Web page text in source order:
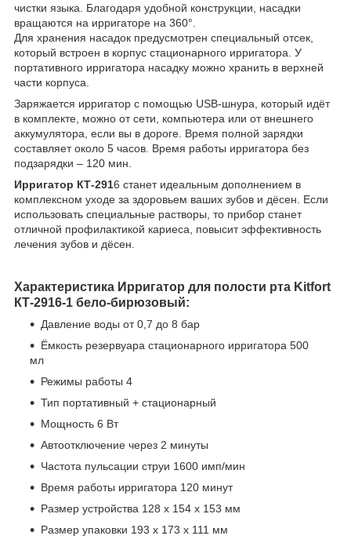
чистки языка. Благодаря удобной конструкции, насадки
вращаются на ирригаторе на 360°.
Для хранения насадок предусмотрен специальный отсек,
который встроен в корпус стационарного ирригатора. У
портативного ирригатора насадку можно хранить в верхней
части корпуса.
Заряжается ирригатор с помощью USB-шнура, который идёт
в комплекте, можно от сети, компьютера или от внешнего
аккумулятора, если вы в дороге. Время полной зарядки
составляет около 5 часов. Время работы ирригатора без
подзарядки – 120 мин.
Ирригатор КТ-2916 станет идеальным дополнением в
комплексном уходе за здоровьем ваших зубов и дёсен. Если
использовать специальные растворы, то прибор станет
отличной профилактикой кариеса, повысит эффективность
лечения зубов и дёсен.
Характеристика Ирригатор для полости рта Kitfort
КТ-2916-1 бело-бирюзовый:
Давление воды от 0,7 до 8 бар
Ёмкость резервуара стационарного ирригатора 500
мл
Режимы работы 4
Тип портативный + стационарный
Мощность 6 Вт
Автоотключение через 2 минуты
Частота пульсации струи 1600 имп/мин
Время работы ирригатора 120 минут
Размер устройства 128 х 154 х 153 мм
Размер упаковки 193 х 173 х 111 мм